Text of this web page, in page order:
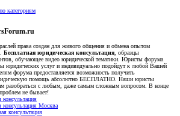
категориям
права создан для живого общения и обмена опытом
Бесплатная юридическая консультация , образцы
обучающее видео юридической тематики. Юристы форума
юридических услуг и индивидуально подойдут к любой Вашей
форума предоставляется возможность получить
помощь абсолютно БЕСПЛАТНО. Наши юристы
разобраться с любым, даже самым сложным вопросом. В конце
не бывает!
консультация
консультация Москва
консультация